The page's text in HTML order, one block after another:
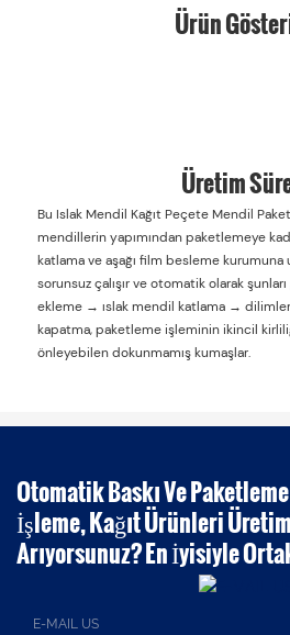
Ürün
Üretim
Bu Islak Mendil Kağıt Peçete Mendil
mendillerin yapımından paketlemeye
katlama ve aşağı film besleme kurumuna
sorunsuz çalışır ve otomatik olarak
ekleme → ıslak mendil katlama →
kapatma, paketleme işleminin ikincil
önleyebilen dokunmamış kumaşlar.
Otomatik Baskı Ve
İşleme, Kağıt Ürünleri
Arıyorsunuz? En İyisiyle
E-MAIL US